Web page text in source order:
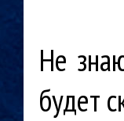
Не
будет